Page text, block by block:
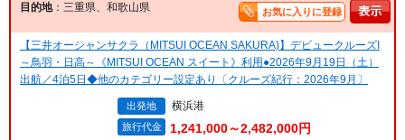
目的地：三重県、和歌山県 お気に入りに登録
【三井オーシャンサクラ（MITSUI OCEAN SAKURA)】デビュークルーズI
～鳥羽・日高～《MITSUI OCEAN スイート》利用●2026年9月19日（土）
出航／4泊5日◆他のカテゴリー設定あり〔クルーズ紀行：2026年9月〕
出発地 横浜港
旅行代金 1,241,000～2,482,000円